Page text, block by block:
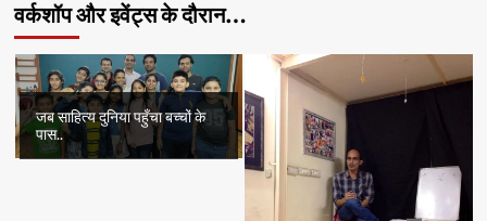
(समीक्षा)
वर्कशॉप और इवेंट्स के दौरान…
जब साहित्य दुनिया पहुँचा बच्चों के
पास..